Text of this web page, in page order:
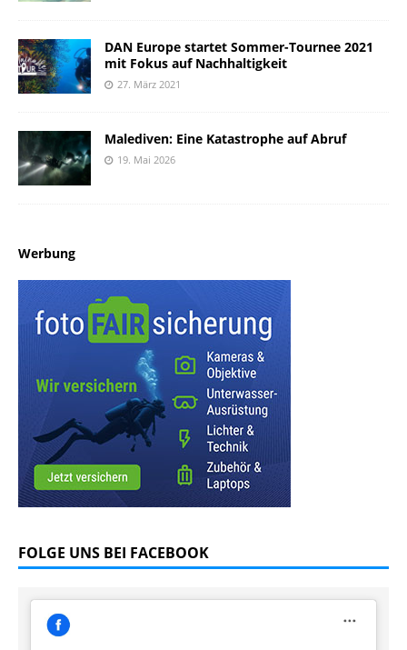
DAN Europe startet Sommer-Tournee 2021
mit Fokus auf Nachhaltigkeit
27. März 2021
Malediven: Eine Katastrophe auf Abruf
19. Mai 2026
Werbung
FOLGE UNS BEI FACEBOOK